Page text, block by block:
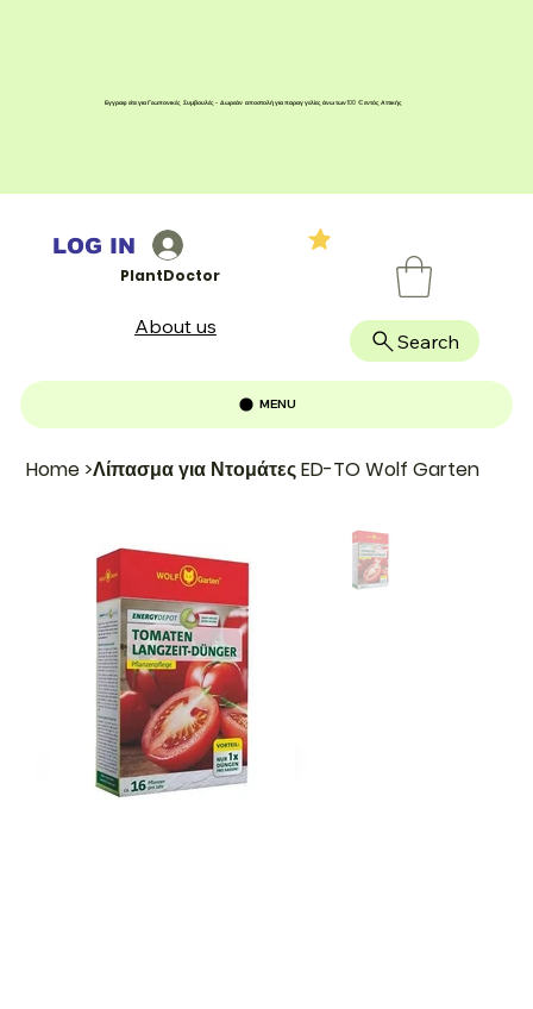
Home >Λίπασμα για Ντομάτες ED-TO Wolf Garten
Εγγραφείτε για Γεωπονικές Συμβουλές - Δωρεάν αποστολή για παραγγελίες άνω των 100 € εντός Αττικής
PlantDoctor
Search
MENU
LOG IN
About us